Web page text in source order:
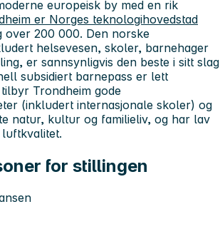
europeisk by med en rik
er Norges teknologihovedstad
over 200 000. Den norske
helsevesen, skoler, barnehager
er sannsynligvis den beste i sitt slag
subsidiert barnepass er lett
Trondheim gode
(inkludert internasjonale skoler) og
natur, kultur og familieliv, og har lav
for stillingen